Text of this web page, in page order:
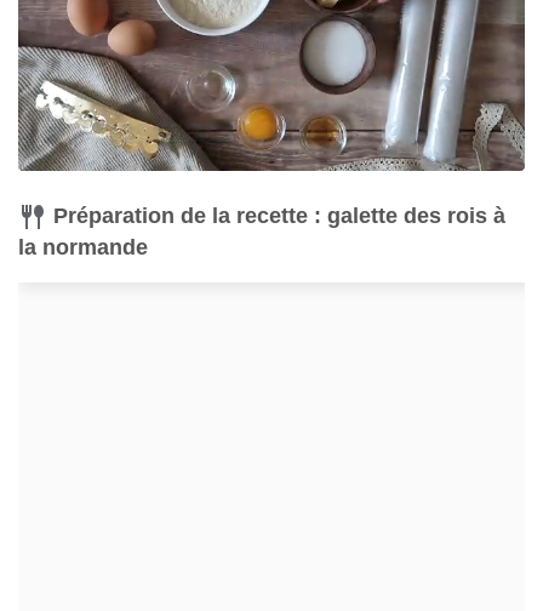
Préparation de la recette : galette des rois à
la normande